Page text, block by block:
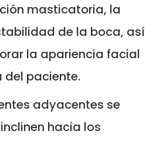
masticatoria, la
de la boca, así
la apariencia facial
paciente.
adyacentes se
hacia los